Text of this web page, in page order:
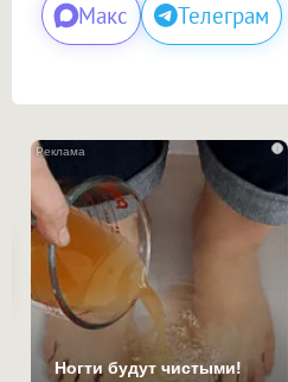
Макс Телеграм
i
Ногти будут чистыми!